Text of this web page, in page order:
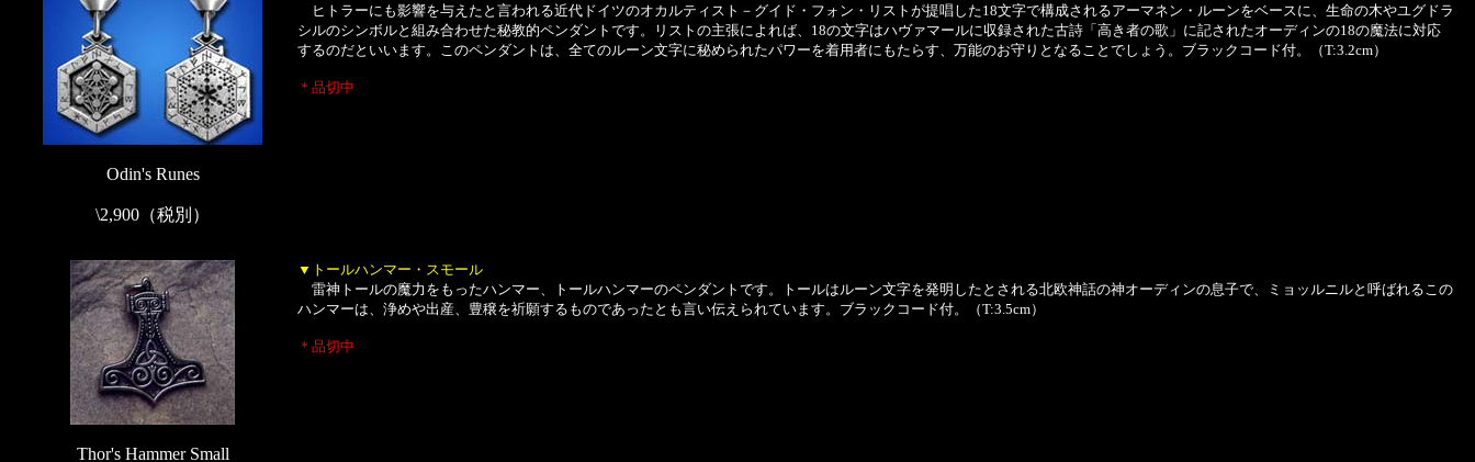
Odin's Runes
\2,900（税別）
ヒトラーにも影響を与えたと言われる近代ドイツのオカルティスト－グイド・フォン・リストが提唱した18文字で構成されるアーマネン・ルーンをベースに、生命の木やユグドラ
シルのシンボルと組み合わせた秘教的ペンダントです。リストの主張によれば、18の文字はハヴァマールに収録された古詩「高き者の歌」に記されたオーディンの18の魔法に対応
するのだといいます。このペンダントは、全てのルーン文字に秘められたパワーを着用者にもたらす、万能のお守りとなることでしょう。ブラックコード付。（T:3.2cm）
＊品切中
Thor's Hammer Small
▼トールハンマー・スモール
雷神トールの魔力をもったハンマー、トールハンマーのペンダントです。トールはルーン文字を発明したとされる北欧神話の神オーディンの息子で、ミョッルニルと呼ばれるこの
ハンマーは、浄めや出産、豊穣を祈願するものであったとも言い伝えられています。ブラックコード付。（T:3.5cm）
＊品切中